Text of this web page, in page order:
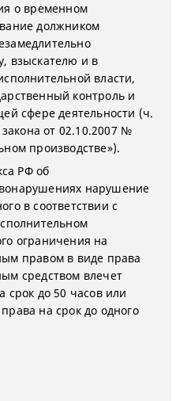
о временном
должником
взыскателю и в
власти,
контроль и
сфере деятельности (ч.
от 02.10.2007 №
производстве»).
РФ об
нарушение
в соответствии с
ограничения на
правом в виде права
средством влечет
срок до 50 часов или
на срок до одного